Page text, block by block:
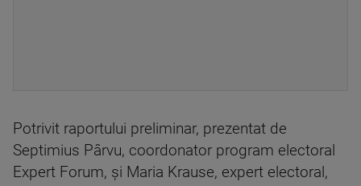
Potrivit raportului preliminar, prezentat de
Septimius Pârvu, coordonator program electoral
Expert Forum, și Maria Krause, expert electoral,